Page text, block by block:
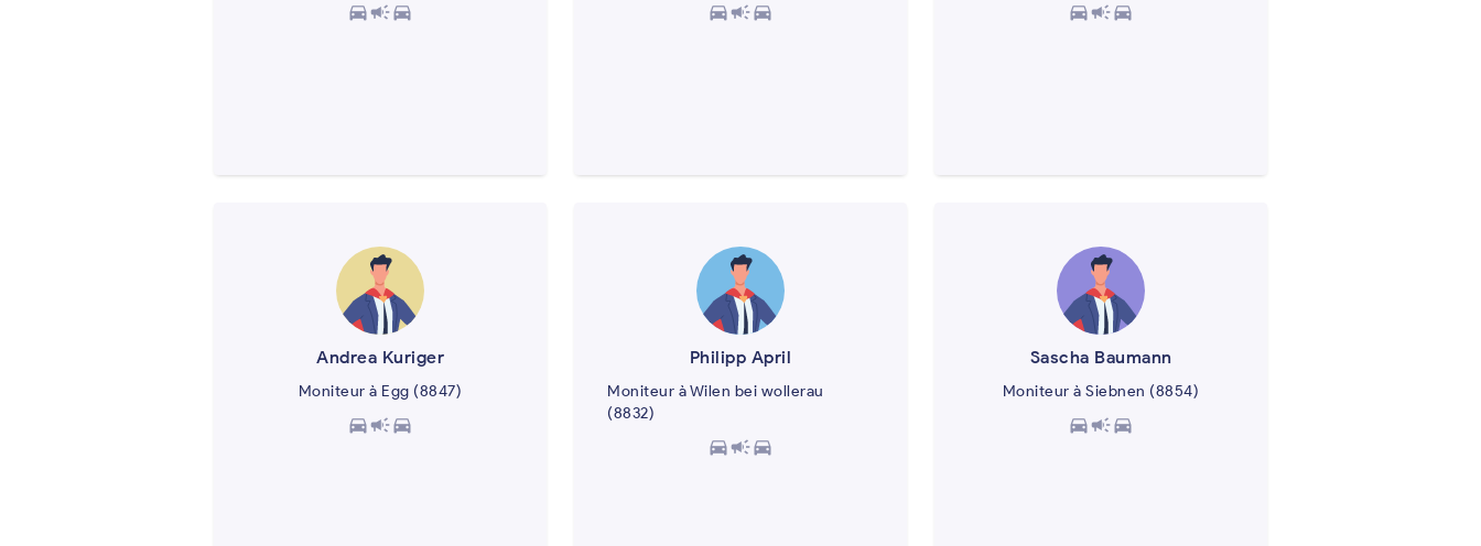
directions_carcampaigndirections_car directions_carcampaigndirections_car directions_carcampaigndirections_car
Andrea Kuriger
Moniteur à Egg (8847)
directions_carcampaigndirections_car
Philipp April
Moniteur à Wilen bei wollerau
(8832)
directions_carcampaigndirections_car
Sascha Baumann
Moniteur à Siebnen (8854)
directions_carcampaigndirections_car